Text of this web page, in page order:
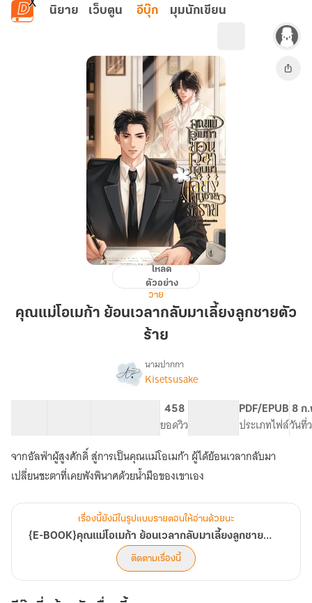
ข้ามไปยังเนื้อหาหลัก
นิยาย เว็บตูน อีบุ๊ก มุมนักเขียน
โอ
ลูกชาย
ตัว
ร้าย
โหลด
ตัวอย่าง
วาย
คุณแม่โอเมก้า ย้อนเวลากลับมาเลี้ยงลูกชายตัว
ร้าย
เรื่อง{E-
คุณ
แม่
โอ
เม
ก้า
ย้อน
กลับ
มา
เลี้ยง
ลูกชาย
ตัว
ร้าย
นามปากกา
Kisetsusake
458
ยอดวิว
PDF/EPUB
ประเภทไฟล์
8 ก
วันที่
จากอัลฟ่าผู้สูงศักดิ์ สู่การเป็นคุณแม่โอเมก้า ผู้ได้ย้อนเวลากลับมา
เปลี่ยนชะตาที่เคยพังพินาศด้วยน้ำมือของเขาเอง
เรื่องนี้ยังมีในรูปแบบรายตอนให้อ่านด้วยนะ
{E-BOOK}คุณแม่โอเมก้า ย้อนเวลากลับมาเลี้ยงลูกชายตัวร้าย {Omegaverse}
ติดตามเรื่องนี้